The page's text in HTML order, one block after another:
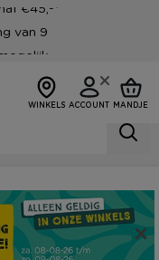
€45,-*
van 9
WINKELS ACCOUNT MANDJE